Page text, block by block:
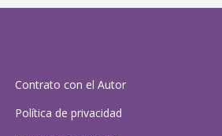
Contrato con el Autor
Política de privacidad